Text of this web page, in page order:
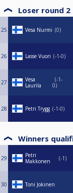
Loser round 2
25 Vesa Nurmi 0
26 Lasse Vuori -1-0
27
Vesa
Laurila
-1-
0
28 Petri Trygg -1-0
Winners
29
Petri
Makkonen
-1
30 Toni Jokinen